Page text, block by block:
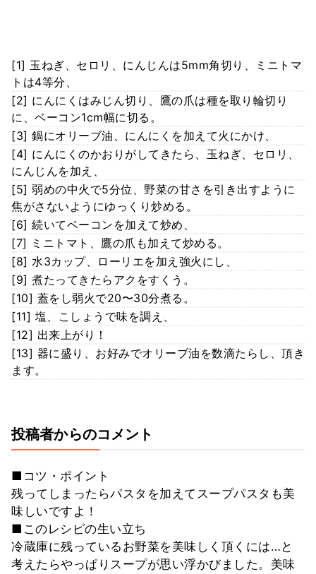
[1] 玉ねぎ、セロリ、にんじんは5mm角切り、ミニトマ
トは4等分、
[2] にんにくはみじん切り、鷹の爪は種を取り輪切り
に、ベーコン1cm幅に切る。
[3] 鍋にオリーブ油、にんにくを加えて火にかけ、
[4] にんにくのかおりがしてきたら、玉ねぎ、セロリ、
にんじんを加え、
[5] 弱めの中火で5分位、野菜の甘さを引き出すように
焦がさないようにゆっくり炒める。
[6] 続いてベーコンを加えて炒め、
[7] ミニトマト、鷹の爪も加えて炒める。
[8] 水3カップ、ローリエを加え強火にし、
[9] 煮たってきたらアクをすくう。
[10] 蓋をし弱火で20〜30分煮る。
[11] 塩、こしょうで味を調え、
[12] 出来上がり！
[13] 器に盛り、お好みでオリーブ油を数滴たらし、頂き
ます。
投稿者からのコメント
■コツ・ポイント
残ってしまったらパスタを加えてスープパスタも美
味しいですよ！
■このレシピの生い立ち
冷蔵庫に残っているお野菜を美味しく頂くには…と
考えたらやっぱりスープが思い浮かびました。美味